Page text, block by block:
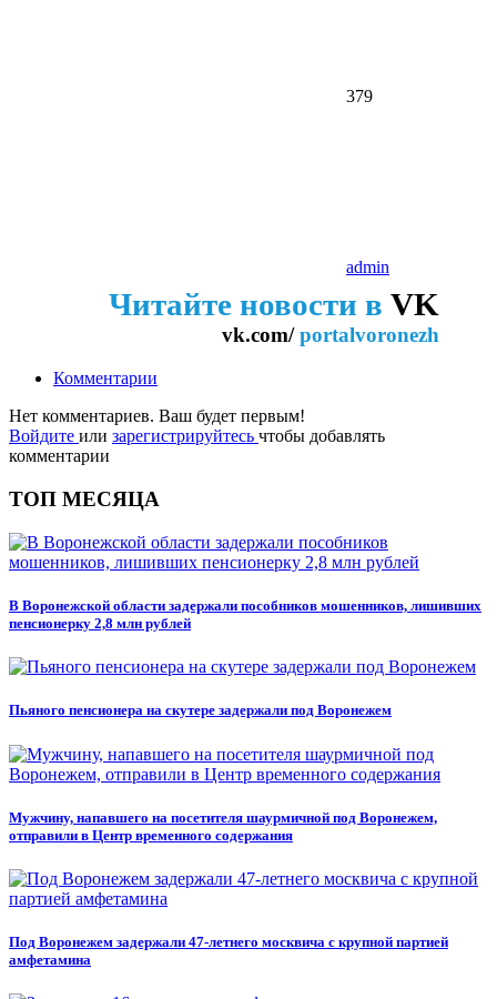
379
admin
Читайте новости в VK
vk.com/portalvoronezh
Комментарии
Нет комментариев. Ваш будет первым!
Войдите или зарегистрируйтесь чтобы добавлять
комментарии
ТОП МЕСЯЦА
В Воронежской области задержали пособников мошенников, лишивших
пенсионерку 2,8 млн рублей
Пьяного пенсионера на скутере задержали под Воронежем
Мужчину, напавшего на посетителя шаурмичной под Воронежем,
отправили в Центр временного содержания
Под Воронежем задержали 47-летнего москвича с крупной партией
амфетамина